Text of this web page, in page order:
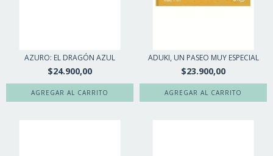
AZURO: EL DRAGÓN AZUL
$24.900,00
ADUKI, UN PASEO MUY ESPECIAL
$23.900,00